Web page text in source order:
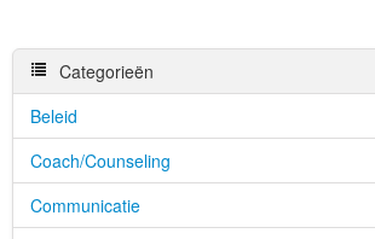
Categorieën
Beleid
Coach/Counseling
Communicatie